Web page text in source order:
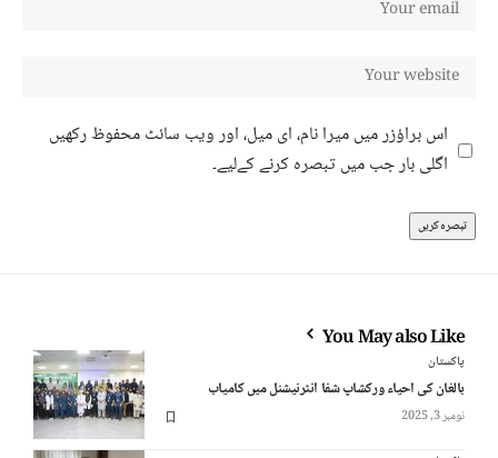
اس براؤزر میں میرا نام، ای میل، اور ویب سائٹ محفوظ رکھیں
اگلی بار جب میں تبصرہ کرنے کےلیے۔
You May also Like
پاکستان
بالغان کی احیاء ورکشاپ شفا انٹرنیشنل میں کامیاب
نومبر 3, 2025